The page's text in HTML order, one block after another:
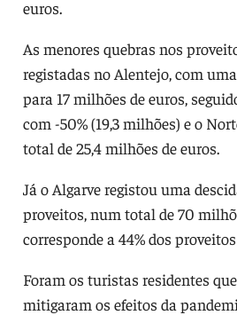
euros.
As menores quebras nos
registadas no Alentejo, com uma
para 17 milhões de euros,
com -50% (19,3 milhões) e o
total de 25,4 milhões de euros.
Já o Algarve registou uma
proveitos, num total de 70
corresponde a 44% dos
Foram os turistas residentes
mitigaram os efeitos da